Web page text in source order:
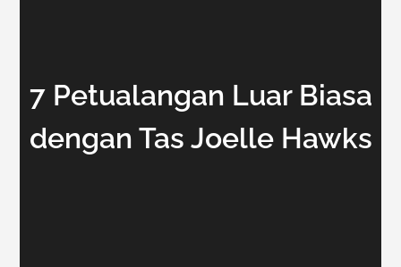
7 Petualangan Luar Biasa
dengan Tas Joelle Hawks